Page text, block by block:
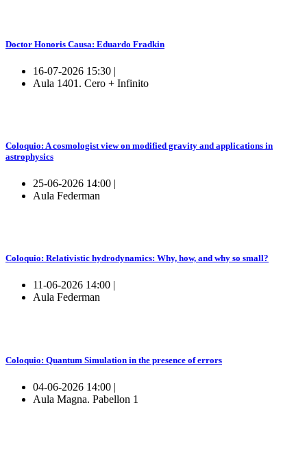
Doctor Honoris Causa: Eduardo Fradkin
16-07-2026 15:30 |
Aula 1401. Cero + Infinito
Coloquio: A cosmologist view on modified gravity and applications in
astrophysics
25-06-2026 14:00 |
Aula Federman
Coloquio: Relativistic hydrodynamics: Why, how, and why so small?
11-06-2026 14:00 |
Aula Federman
Coloquio: Quantum Simulation in the presence of errors
04-06-2026 14:00 |
Aula Magna. Pabellon 1